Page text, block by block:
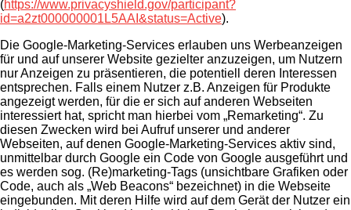
(https://www.privacyshield.gov/participant?
id=a2zt000000001L5AAI&status=Active).
Die Google-Marketing-Services erlauben uns Werbeanzeigen
für und auf unserer Website gezielter anzuzeigen, um Nutzern
nur Anzeigen zu präsentieren, die potentiell deren Interessen
entsprechen. Falls einem Nutzer z.B. Anzeigen für Produkte
angezeigt werden, für die er sich auf anderen Webseiten
interessiert hat, spricht man hierbei vom „Remarketing“. Zu
diesen Zwecken wird bei Aufruf unserer und anderer
Webseiten, auf denen Google-Marketing-Services aktiv sind,
unmittelbar durch Google ein Code von Google ausgeführt und
es werden sog. (Re)marketing-Tags (unsichtbare Grafiken oder
Code, auch als „Web Beacons“ bezeichnet) in die Webseite
eingebunden. Mit deren Hilfe wird auf dem Gerät der Nutzer ein